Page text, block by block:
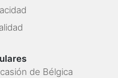
de Bélgica